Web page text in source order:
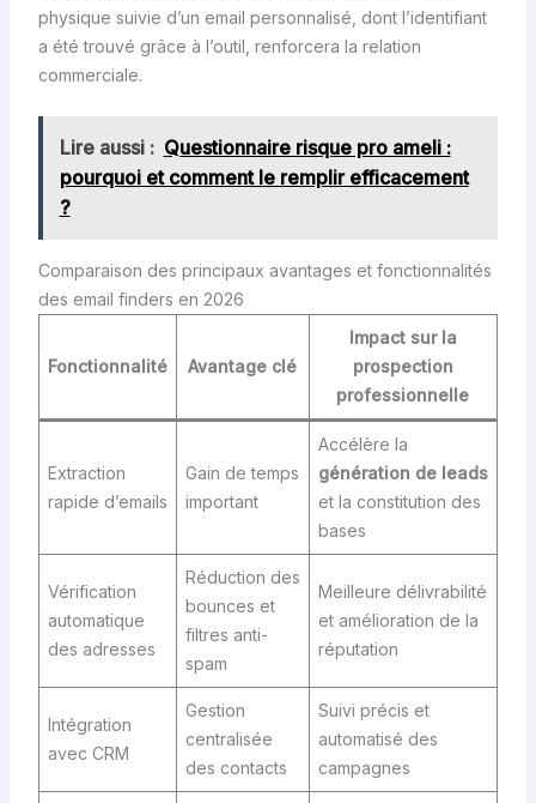
physique suivie d’un email personnalisé, dont l’identifiant
a été trouvé grâce à l’outil, renforcera la relation
commerciale.
Lire aussi : Questionnaire risque pro ameli :
pourquoi et comment le remplir efficacement
?
Comparaison des principaux avantages et fonctionnalités
des email finders en 2026
Fonctionnalité Avantage clé
Impact sur la
prospection
professionnelle
Extraction
rapide d’emails
Gain de temps
important
Accélère la
génération de leads
et la constitution des
bases
Vérification
automatique
des adresses
Réduction des
bounces et
filtres anti-
spam
Meilleure délivrabilité
et amélioration de la
réputation
Intégration
avec CRM
Gestion
centralisée
des contacts
Suivi précis et
automatisé des
campagnes